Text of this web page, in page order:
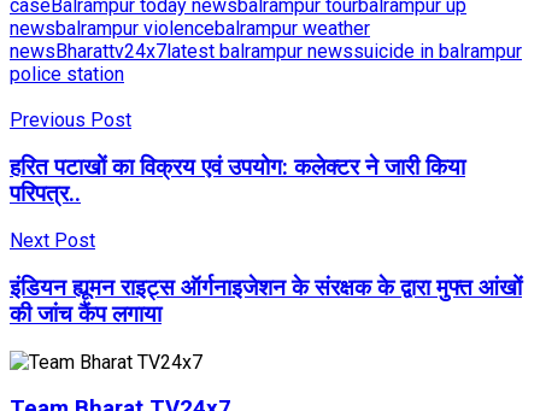
caseBalrampur today newsbalrampur tourbalrampur up
newsbalrampur violencebalrampur weather
newsBharattv24x7latest balrampur newssuicide in balrampur
police station
Previous Post
हरित पटाखों का विक्रय एवं उपयोग: कलेक्टर ने जारी किया
परिपत्र..
Next Post
इंडियन ह्यूमन राइट्स ऑर्गनाइजेशन के संरक्षक के द्वारा मुफ्त आंखों
की जांच कैंप लगाया